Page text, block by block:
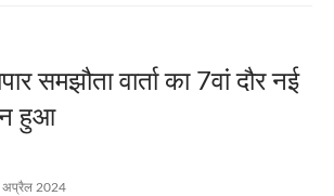
समझौता वार्ता का 7वां दौर नई
हुआ
अप्रैल 2024